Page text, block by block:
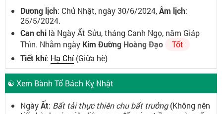
Dương lịch: Chủ Nhật, ngày 30/6/2024,Âm lịch:
25/5/2024.
Can chi là Ngày Ất Sửu, tháng Canh Ngọ, năm Giáp
Thìn. Nhằm ngày Kim Đường Hoàng Đạo
Tốt
Tiết khí: Hạ Chí(Giữa hè)
☯ Xem Bành Tổ Bách Kỵ Nhật
NgàyẤt: Bất tải thực thiên chu bất trưởng(Không nên